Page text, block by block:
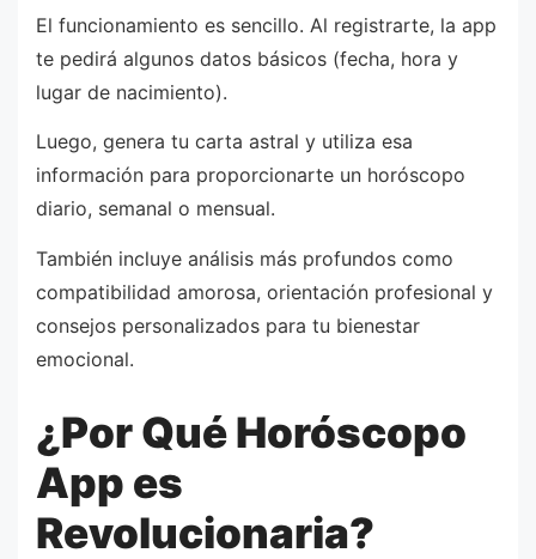
El funcionamiento es sencillo. Al registrarte, la app
te pedirá algunos datos básicos (fecha, hora y
lugar de nacimiento).
Luego, genera tu carta astral y utiliza esa
información para proporcionarte un horóscopo
diario, semanal o mensual.
También incluye análisis más profundos como
compatibilidad amorosa, orientación profesional y
consejos personalizados para tu bienestar
emocional.
¿Por Qué Horóscopo
App es
Revolucionaria?